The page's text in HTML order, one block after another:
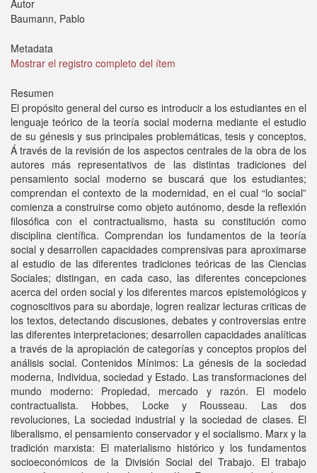
Autor
Baumann, Pablo
Metadata
Mostrar el registro completo del ítem
Resumen
El propósito general del curso es introducir a los estudiantes en el
lenguaje teórico de la teoría social moderna mediante el estudio
de su génesis y sus principales problemáticas, tesis y conceptos,
Á través de la revisión de los aspectos centrales de la obra de los
autores más representativos de las distintas tradiciones del
pensamiento social moderno se buscará que los estudiantes;
comprendan el contexto de la modernidad, en el cual “lo social”
comienza a construirse como objeto autónomo, desde la reflexión
filosófica con el contractualismo, hasta su constitución como
disciplina científica. Comprendan los fundamentos de la teoría
social y desarrollen capacidades comprensivas para aproximarse
al estudio de las diferentes tradiciones teóricas de las Ciencias
Sociales; distingan, en cada caso, las diferentes concepciones
acerca del orden social y los diferentes marcos epistemológicos y
cognoscitivos para su abordaje, logren realizar lecturas criticas de
los textos, detectando discusiones, debates y controversias entre
las diferentes interpretaciones; desarrollen capacidades analíticas
a través de la apropiación de categorías y conceptos propios del
análisis social. Contenidos Mínimos: La génesis de la sociedad
moderna, Individua, sociedad y Estado. Las transformaciones del
mundo moderno: Propiedad, mercado y razón. El modelo
contractualista. Hobbes, Locke y Rousseau. Las dos
revoluciones, La sociedad industrial y la sociedad de clases. El
liberalismo, el pensamiento conservador y el socialismo. Marx y la
tradición marxista: El materialismo histórico y los fundamentos
socioeconómicos de la División Social del Trabajo. El trabajo